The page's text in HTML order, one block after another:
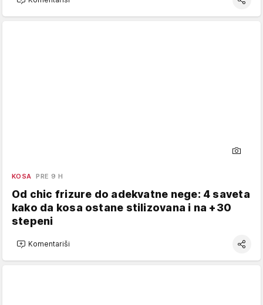
KOSA PRE 9 H
Od chic frizure do adekvatne nege: 4 saveta
kako da kosa ostane stilizovana i na +30
stepeni
Komentariši